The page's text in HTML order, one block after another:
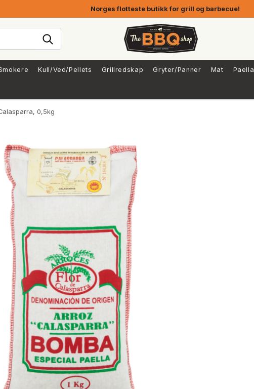
Norges flotteste butikk for grill og barbecue!
Kull/Ved/Pellets Grillredskap Gryter/Panner Mat Paella
0,5kg